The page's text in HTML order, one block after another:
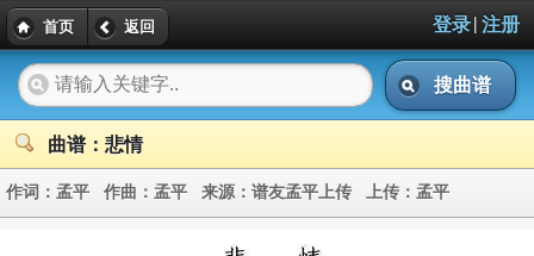
首页 返回 登录| 注册
搜曲谱
曲谱：悲情
作词： 孟平 作曲： 孟平 来源： 谱友孟平上传 上传： 孟平